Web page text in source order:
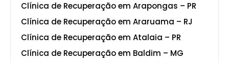
Clínica de Recuperação em Arapongas – PR
Clínica de Recuperação em Araruama – RJ
Clínica de Recuperação em Atalaia – PR
Clínica de Recuperação em Baldim – MG